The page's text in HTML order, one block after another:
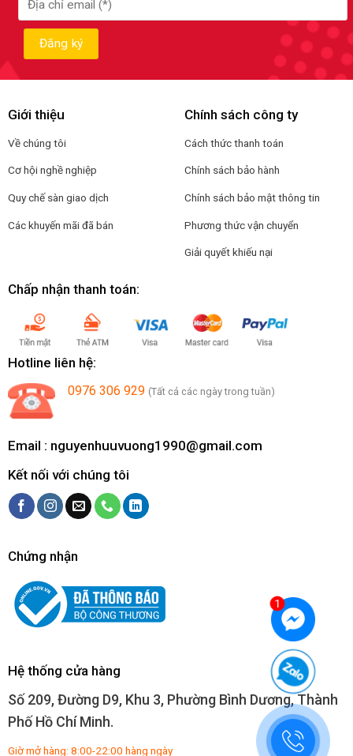
Giới thiệu
Về chúng tôi
Cơ hội nghề nghiệp
Quy chế sàn giao dịch
Các khuyến mãi đã bán
Chính sách công ty
Cách thức thanh toán
Chính sách bảo hành
Chính sách bảo mật thông tin
Phương thức vận chuyển
Giải quyết khiếu nại
Chấp nhận thanh toán:
Hotline liên hệ:
0976 306 929 (Tất cả các ngày trong tuần)
Email : nguyenhuuvuong1990@gmail.com
Kết nối với chúng tôi
Chứng nhận
Hệ thống cửa hàng
Số 209, Đường D9, Khu 3, Phường Bình Dương, Thành
Phố Hồ Chí Minh.
Giờ mở hàng: 8:00-22:00 hàng ngày